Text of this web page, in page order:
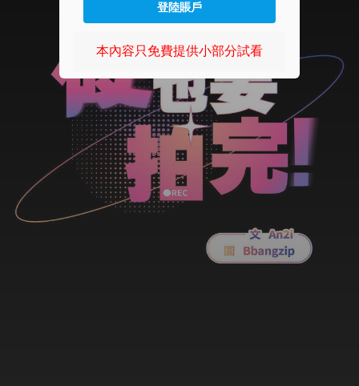
登陸賬戶
本內容只免費提供小部分試看